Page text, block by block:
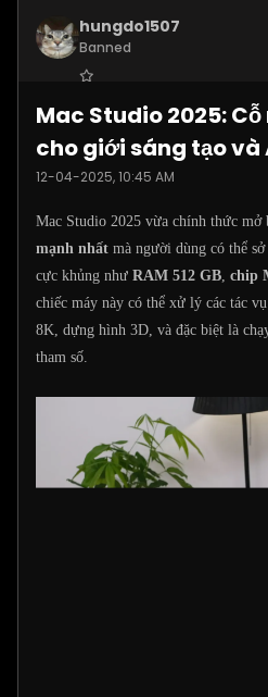
hungdo1507
Banned
Posts:3873
Mac Studio 2025:
cho giới sáng tạo và
12-04-2025, 10:45 AM
Mac Studio 2025 vừa chính thức mở
mạnh nhất mà người dùng có thể
cực khủng như RAM 512 GB, chip
chiếc máy này có thể xử lý các tác
8K, dựng hình 3D, và đặc biệt là
tham số.